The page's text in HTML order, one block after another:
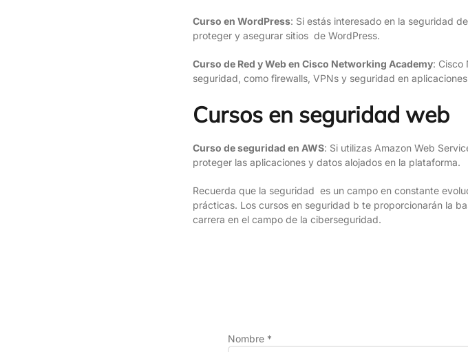
Curso en WordPress: Si estás interesado en la seguridad
proteger y asegurar sitios de WordPress.
Curso de Red y Web en Cisco Networking Academy: Cisco
seguridad, como firewalls, VPNs y seguridad en
Cursos en seguridad web
Curso de seguridad en AWS: Si utilizas Amazon Web
proteger las aplicaciones y datos alojados en la plataforma.
Recuerda que la seguridad es un campo en constante
prácticas. Los cursos en seguridad b te proporcionarán la
carrera en el campo de la ciberseguridad.
Nombre *